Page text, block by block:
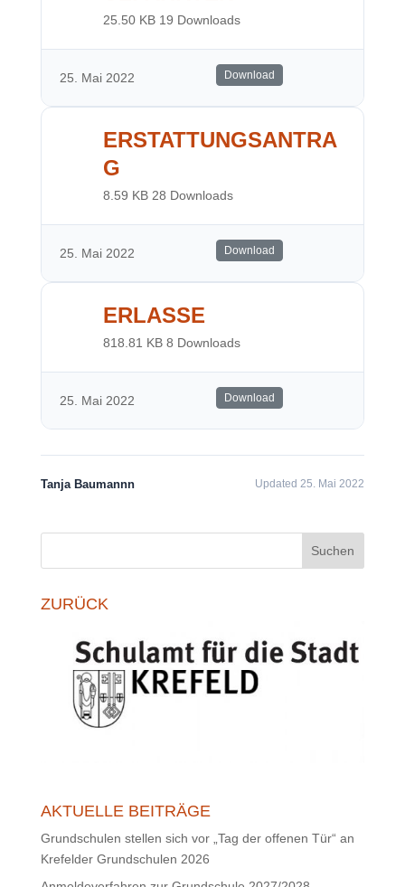
25.50 KB 19 Downloads
25. Mai 2022 Download
ERSTATTUNGSANTRA
G
8.59 KB 28 Downloads
25. Mai 2022 Download
ERLASSE
818.81 KB 8 Downloads
25. Mai 2022 Download
Tanja Baumannn Updated 25. Mai 2022
Suchen
ZURÜCK
AKTUELLE BEITRÄGE
Grundschulen stellen sich vor „Tag der offenen Tür“ an
Krefelder Grundschulen 2026